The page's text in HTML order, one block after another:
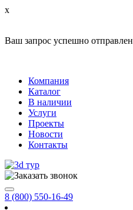
x
Ваш запрос успешно отправлен
Компания
Каталог
В наличии
Услуги
Проекты
Новости
Контакты
8 (800) 550-16-49